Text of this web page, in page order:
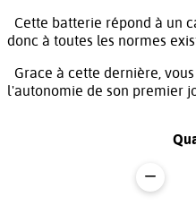
Cette batterie répond à un
donc à toutes les normes
Grace à cette dernière,
l'autonomie de son premier